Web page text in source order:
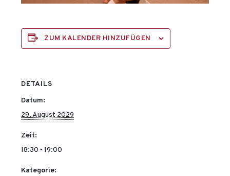
ZUM KALENDER HINZUFÜGEN
DETAILS
Datum:
29. August 2029
Zeit:
18:30 - 19:00
Kategorie: